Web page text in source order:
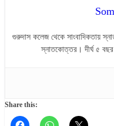
গুরুদাস কলেজ থেকে সাংবাদিকতায়
স্নাতকোত্তর। দীর্ঘ ৫ বছর
Share this: